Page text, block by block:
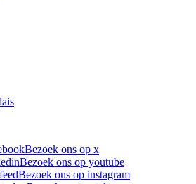
Bezoek ons op x
Bezoek ons op youtube
Bezoek ons op instagram